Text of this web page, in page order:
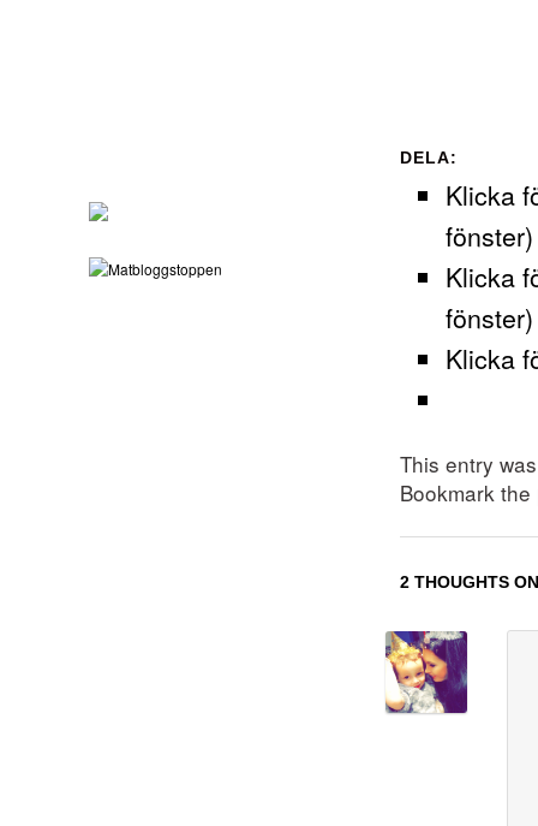
DELA:
Klicka
fönster)
Klicka
fönster)
Klicka
This entry
Bookmark the
2 THOUGHTS